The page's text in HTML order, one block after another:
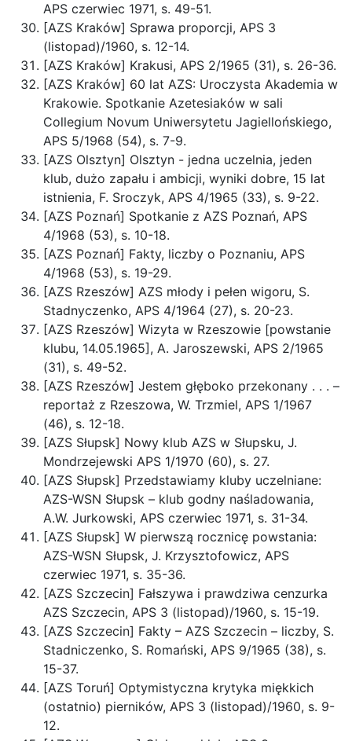
APS czerwiec 1971, s. 49-51.
[AZS Kraków] Sprawa proporcji, APS 3
(listopad)/1960, s. 12-14.
[AZS Kraków] Krakusi, APS 2/1965 (31), s. 26-36.
[AZS Kraków] 60 lat AZS: Uroczysta Akademia w
Krakowie. Spotkanie Azetesiaków w sali
Collegium Novum Uniwersytetu Jagiellońskiego,
APS 5/1968 (54), s. 7-9.
[AZS Olsztyn] Olsztyn - jedna uczelnia, jeden
klub, dużo zapału i ambicji, wyniki dobre, 15 lat
istnienia, F. Sroczyk, APS 4/1965 (33), s. 9-22.
[AZS Poznań] Spotkanie z AZS Poznań, APS
4/1968 (53), s. 10-18.
[AZS Poznań] Fakty, liczby o Poznaniu, APS
4/1968 (53), s. 19-29.
[AZS Rzeszów] AZS młody i pełen wigoru, S.
Stadnyczenko, APS 4/1964 (27), s. 20-23.
[AZS Rzeszów] Wizyta w Rzeszowie [powstanie
klubu, 14.05.1965], A. Jaroszewski, APS 2/1965
(31), s. 49-52.
[AZS Rzeszów] Jestem głęboko przekonany . . . –
reportaż z Rzeszowa, W. Trzmiel, APS 1/1967
(46), s. 12-18.
[AZS Słupsk] Nowy klub AZS w Słupsku, J.
Mondrzejewski APS 1/1970 (60), s. 27.
[AZS Słupsk] Przedstawiamy kluby uczelniane:
AZS-WSN Słupsk – klub godny naśladowania,
A.W. Jurkowski, APS czerwiec 1971, s. 31-34.
[AZS Słupsk] W pierwszą rocznicę powstania:
AZS-WSN Słupsk, J. Krzysztofowicz, APS
czerwiec 1971, s. 35-36.
[AZS Szczecin] Fałszywa i prawdziwa cenzurka
AZS Szczecin, APS 3 (listopad)/1960, s. 15-19.
[AZS Szczecin] Fakty – AZS Szczecin – liczby, S.
Stadniczenko, S. Romański, APS 9/1965 (38), s.
15-37.
[AZS Toruń] Optymistyczna krytyka miękkich
(ostatnio) pierników, APS 3 (listopad)/1960, s. 9-
12.